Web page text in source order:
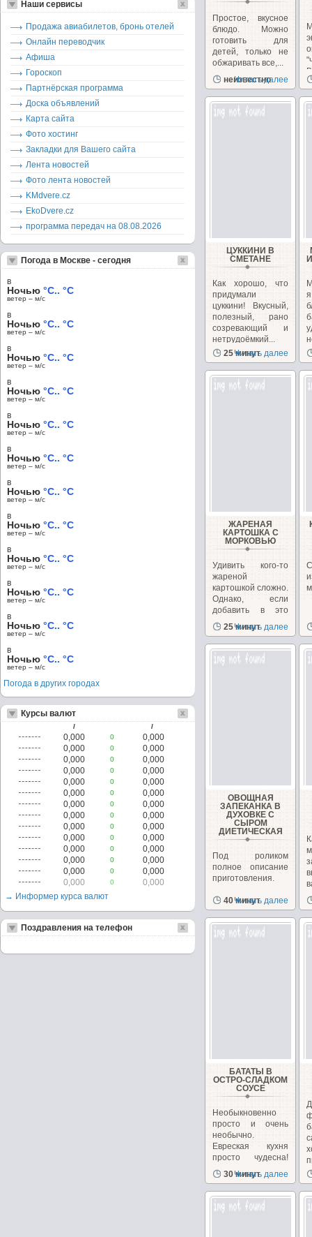
Простое, вкусное
блюдо. Можно
готовить для
детей, только не
обжаривать все,...
неизвестно
Читать далее
ЦУККИНИ В
СМЕТАНЕ
Как хорошо, что
придумали
цуккини! Вкусный,
полезный, рано
созревающий и
нетрудоёмкий...
25 минут
Читать далее
ЖАРЕНАЯ
КАРТОШКА С
МОРКОВЬЮ
Удивить кого-то
жареной
картошкой сложно.
Однако, если
добавить в это
блюдо...
25 минут
Читать далее
ОВОЩНАЯ
ЗАПЕКАНКА В
ДУХОВКЕ С
СЫРОМ
ДИЕТИЧЕСКАЯ
Под роликом
полное описание
приготовления.
40 минут
Читать далее
БАТАТЫ В
ОСТРО-СЛАДКОМ
СОУСЕ
Необыкновенно
просто и очень
необычно.
Евреская кухня
просто чудесна!
Очень...
30 минут
Читать далее
Наши сервисы
Продажа авиабилетов, бронь отелей
Онлайн переводчик
Афиша
Гороскоп
Партнёрская программа
Доска объявлений
Карта сайта
Фото хостинг
Закладки для Вашего сайта
Лента новостей
Фото лента новостей
KMdvere.cz
EkoDvere.cz
программа передач на 08.08.2026
Погода в Москве - сегодня
в
Ночью °C.. °C
ветер – м/c
в
Ночью °C.. °C
ветер – м/c
в
Ночью °C.. °C
ветер – м/c
в
Ночью °C.. °C
ветер – м/c
в
Ночью °C.. °C
ветер – м/c
в
Ночью °C.. °C
ветер – м/c
в
Ночью °C.. °C
ветер – м/c
в
Ночью °C.. °C
ветер – м/c
в
Ночью °C.. °C
ветер – м/c
в
Ночью °C.. °C
ветер – м/c
в
Ночью °C.. °C
ветер – м/c
в
Ночью °C.. °C
ветер – м/c
Погода в других городах
Курсы валют
/ /
0,000 0
0,000
0,000
0
0,000
0,000
0
0,000
0,000
0
0,000
0,000
0
0,000
0,000
0
0,000
0,000
0
0,000
0,000
0
0,000
0,000
0
0,000
0,000
0
0,000
0,000
0
0,000
0,000
0
0,000
0,000
0
0,000
0,000
0
0,000
→ Информер курса валют
Поздравления на телефон